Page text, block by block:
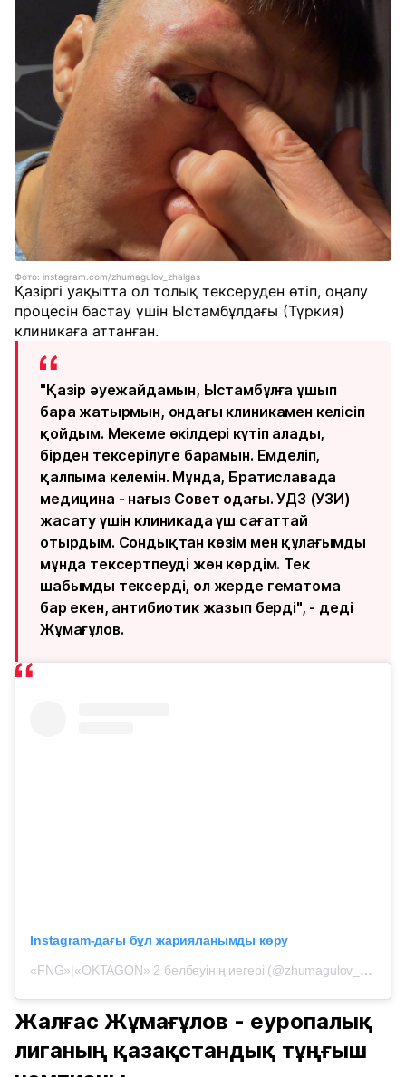
Фото: instagram.com/zhumagulov_zhalgas
Қазіргі уақытта ол толық тексеруден өтіп, оңалу
процесін бастау үшін Ыстамбұлдағы (Түркия)
клиникаға аттанған.
"Қазір әуежайдамын, Ыстамбұлға ұшып
бара жатырмын, ондағы клиникамен келісіп
қойдым. Мекеме өкілдері күтіп алады,
бірден тексерілуге барамын. Емделіп,
қалпыма келемін. Мұнда, Братиславада
медицина - нағыз Совет одағы. УДЗ (УЗИ)
жасату үшін клиникада үш сағаттай
отырдым. Сондықтан көзім мен құлағымды
мұнда тексертпеуді жөн көрдім. Тек
шабымды тексерді, ол жерде гематома
бар екен, антибиотик жазып берді", - деді
Жұмағұлов.
Instagram-дағы бұл жарияланымды көру
«FNG»|«OKTAGON» 2 белбеуінің иегері (@zhumagulov_zhalgas) жарияланымы
Жалғас Жұмағұлов - еуропалық
лиганың қазақстандық тұңғыш